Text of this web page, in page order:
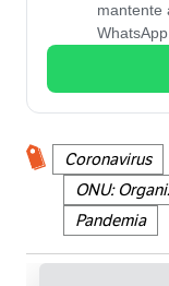
mantente
Coronavirus
ONU:
Pandemia